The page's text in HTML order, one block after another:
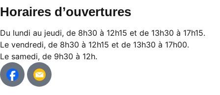
Horaires d’ouvertures
Du lundi au jeudi, de 8h30 à 12h15 et de 13h30 à 17h15.
Le vendredi, de 8h30 à 12h15 et de 13h30 à 17h00.
Le samedi, de 9h30 à 12h.